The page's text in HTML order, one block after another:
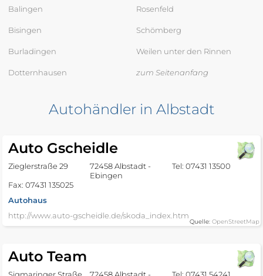
Balingen
Bisingen
Burladingen
Dotternhausen
Rosenfeld
Schömberg
Weilen unter den Rinnen
zum Seitenanfang
Autohändler in Albstadt
Auto Gscheidle
Zieglerstraße 29
72458 Albstadt -
Ebingen
Tel: 07431 13500
Fax: 07431 135025
Autohaus
http://www.auto-gscheidle.de/skoda_index.htm
Quelle: OpenStreetMap
Auto Team